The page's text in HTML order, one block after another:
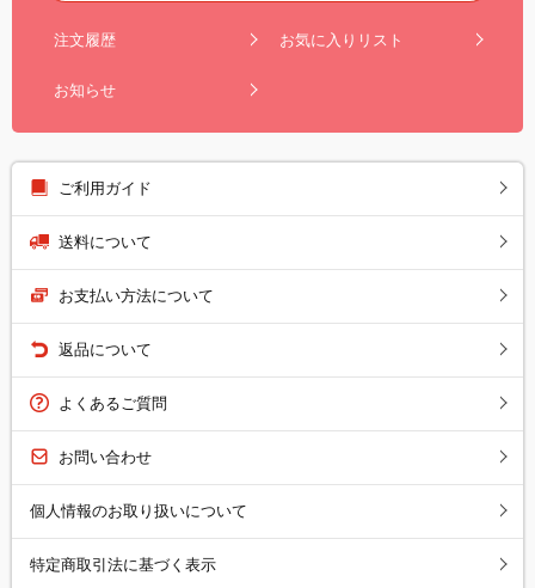
注文履歴 お気に入りリスト
お知らせ
ご利用ガイド
送料について
お支払い方法について
返品について
よくあるご質問
お問い合わせ
個人情報のお取り扱いについて
特定商取引法に基づく表示